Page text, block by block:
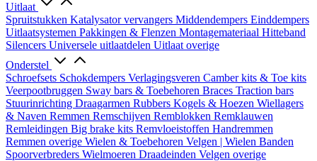
Uitlaat
Spruitstukken Katalysator vervangers Middendempers Einddempers
Uitlaatsystemen Pakkingen & Flenzen Montagemateriaal Hitteband
Silencers Universele uitlaatdelen Uitlaat overige
Onderstel
Schroefsets Schokdempers Verlagingsveren Camber kits & Toe kits
Veerpootbruggen Sway bars & Toebehoren Braces Traction bars
Stuurinrichting Draagarmen Rubbers Kogels & Hoezen Wiellagers
& Naven Remmen Remschijven Remblokken Remklauwen
Remleidingen Big brake kits Remvloeistoffen Handremmen
Remmen overige Wielen & Toebehoren Velgen | Wielen Banden
Spoorverbreders Wielmoeren Draadeinden Velgen overige